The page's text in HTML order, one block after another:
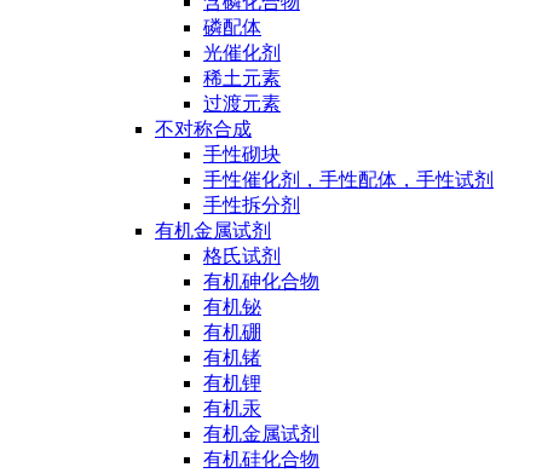
磷配体
光催化剂
稀土元素
过渡元素
不对称合成
手性砌块
手性催化剂，手性配体，手性试剂
手性拆分剂
有机金属试剂
格氏试剂
有机砷化合物
有机铋
有机硼
有机锗
有机锂
有机汞
有机金属试剂
有机硅化合物